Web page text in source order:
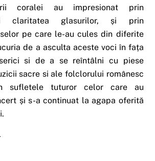
coralei au impresionat prin
claritatea glasurilor, și prin
pe care le-au cules din diferite
de a asculta aceste voci în fața
si de a se reîntâlni cu piese
sacre si ale folclorului românesc
sufletele tuturor celor care au
și s-a continuat la agapa oferită